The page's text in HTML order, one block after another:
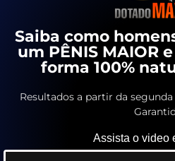
Saiba como
um PÊNIS MAIOR
forma 100%
Resultados a partir da
Assista o video